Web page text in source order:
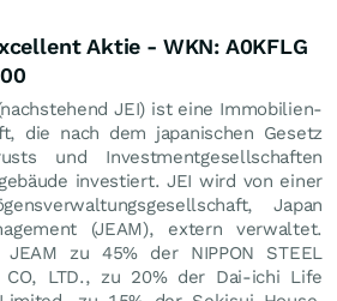
Aktie - WKN: A0KFLG
JEI) ist eine Immobilien-
die nach dem japanischen Gesetz
und Investmentgesellschaften
investiert. JEI wird von einer
Japan
(JEAM), extern verwaltet.
JEAM zu 45% der NIPPON STEEL
CO, LTD., zu 20% der Dai-ichi Life